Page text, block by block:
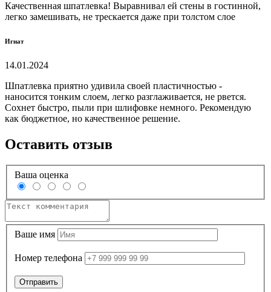
Качественная шпатлевка! Выравнивал ей стены в гостинной,
легко замешивать, не трескается даже при толстом слое
Игнат
14.01.2024
Шпатлевка приятно удивила своей пластичностью -
наносится тонким слоем, легко разглаживается, не рвется.
Сохнет быстро, пыли при шлифовке немного. Рекомендую
как бюджетное, но качественное решение.
Оставить отзыв
Ваша оценка
Ваше имя
Номер телефона